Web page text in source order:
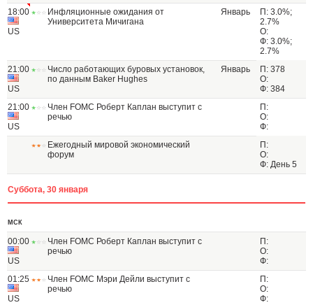
18:00
US
Инфляционные ожидания от
Университета Мичигана
Январь
П: 3.0%;
2.7%
О:
Ф: 3.0%;
2.7%
21:00
US
Число работающих буровых установок,
по данным Baker Hughes
Январь
П: 378
О:
Ф: 384
21:00
US
Член FOMC Роберт Каплан выступит с
речью
П:
О:
Ф:
Ежегодный мировой экономический
форум
П:
О:
Ф: День 5
Суббота, 30 января
МСК
00:00
US
Член FOMC Роберт Каплан выступит с
речью
П:
О:
Ф:
01:25
US
Член FOMC Мэри Дейли выступит с
речью
П:
О:
Ф: